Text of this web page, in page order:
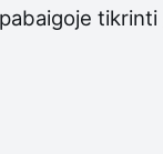
tikrinti